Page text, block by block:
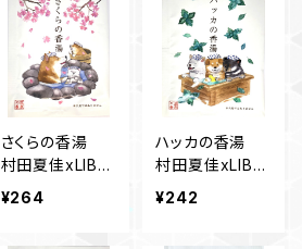
さくらの香湯
村田夏佳xLIBR
ETTO オリジ
¥264
ハッカの香湯
村田夏佳xLIBR
ETTO オリジ
¥242